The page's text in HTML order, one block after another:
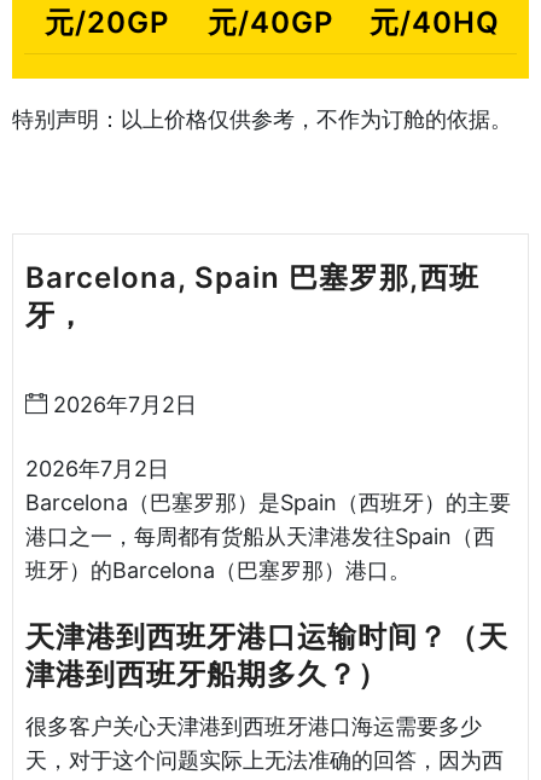
元/20GP
元/40GP
元/40HQ
特别声明：以上价格仅供参考，不作为订舱的依据。
Barcelona, Spain 巴塞罗那,西班
牙，
2026年7月2日
2026年7月2日
Barcelona（巴塞罗那）是Spain（西班牙）的主要
港口之一，每周都有货船从天津港发往Spain（西
班牙）的Barcelona（巴塞罗那）港口。
天津港到西班牙港口运输时间？（天
津港到西班牙船期多久？）
很多客户关心天津港到西班牙港口海运需要多少
天，对于这个问题实际上无法准确的回答，因为西